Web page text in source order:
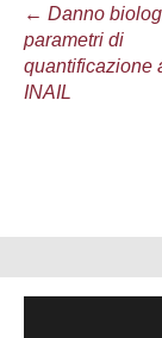
articolo
← Danno
parametri di
quantificazione
INAIL